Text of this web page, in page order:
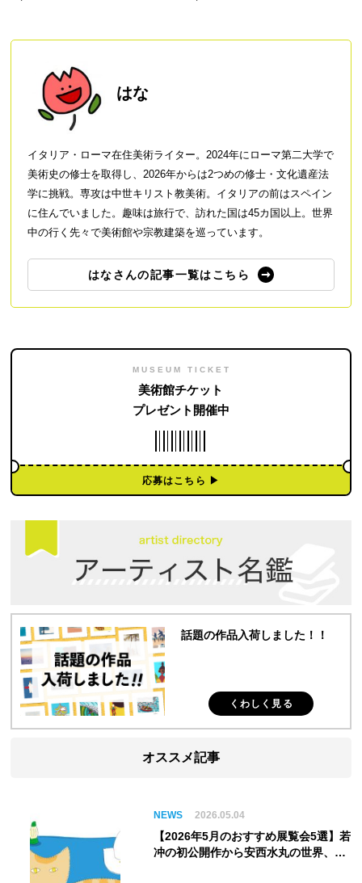
はな
イタリア・ローマ在住美術ライター。2024年にローマ第二大学で
美術史の修士を取得し、2026年からは2つめの修士・文化遺産法
学に挑戦。専攻は中世キリスト教美術。イタリアの前はスペイン
に住んでいました。趣味は旅行で、訪れた国は45カ国以上。世界
中の行く先々で美術館や宗教建築を巡っています。
はなさんの記事一覧はこちら
MUSEUM TICKET
美術館チケット
プレゼント開催中
応募はこちら ▶︎
話題の作品入荷しました！！
くわしく見る
オススメ記事
NEWS 2026.05.04
【2026年5月のおすすめ展覧会5選】若
冲の初公開作から安西水丸の世界、そ